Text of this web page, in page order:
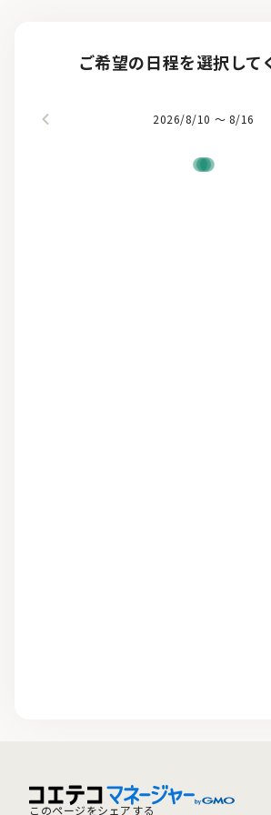
ご希望の日程を選択して
2026/8/10 〜 8/16
このページをシェアする